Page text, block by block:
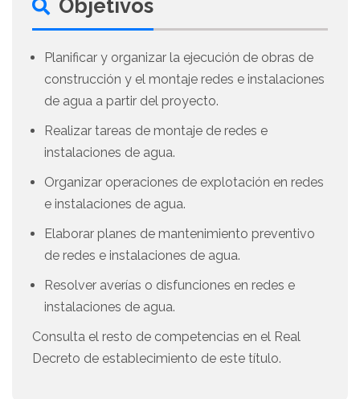
Objetivos
Planificar y organizar la ejecución de obras de
construcción y el montaje redes e instalaciones
de agua a partir del proyecto.
Realizar tareas de montaje de redes e
instalaciones de agua.
Organizar operaciones de explotación en redes
e instalaciones de agua.
Elaborar planes de mantenimiento preventivo
de redes e instalaciones de agua.
Resolver averías o disfunciones en redes e
instalaciones de agua.
Consulta el resto de competencias en el Real
Decreto de establecimiento de este título.